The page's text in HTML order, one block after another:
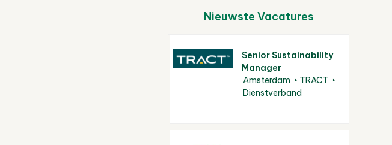
Nieuwste Vacatures
Senior Sustainability
Manager
Amsterdam
TRACT
Dienstverband